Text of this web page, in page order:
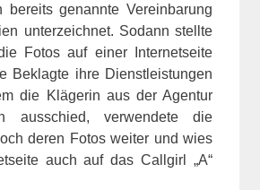
bereits genannte Vereinbarung
unterzeichnet. Sodann stellte
Fotos auf einer Internetseite
Beklagte ihre Dienstleistungen
die Klägerin aus der Agentur
ausschied, verwendete die
deren Fotos weiter und wies
auch auf das Callgirl „A“